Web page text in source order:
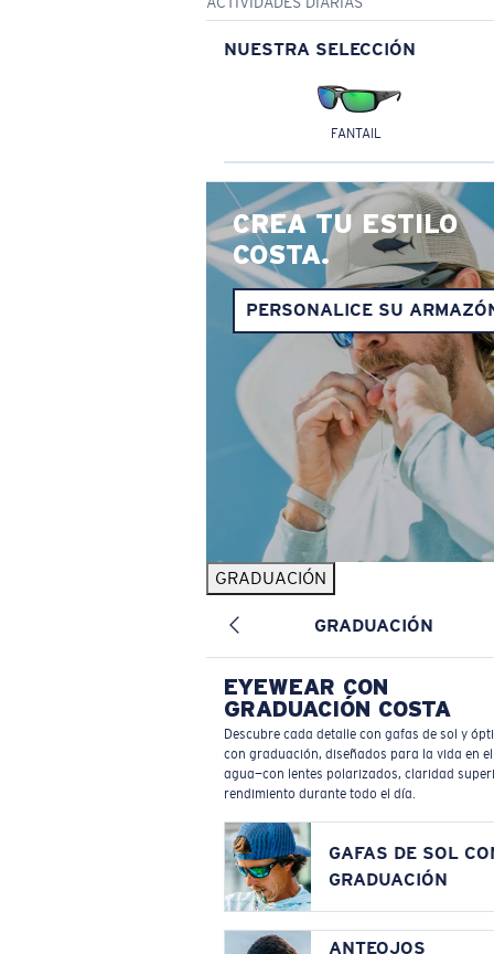
NUESTRA SELECCIÓN
FANTAIL
CREA TU ESTILO
COSTA.
PERSONALICE SU
GRADUACIÓN
GRADUACIÓN
EYEWEAR CON
GRADUACIÓN COSTA
Descubre cada detalle con gafas de sol y
con graduación, diseñados para la vida en el
agua—con lentes polarizados, claridad
rendimiento durante todo el día.
GAFAS DE SOL
GRADUACIÓN
ANTEOJOS